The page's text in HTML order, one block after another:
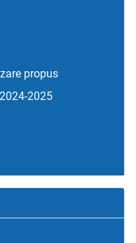
propus
2025